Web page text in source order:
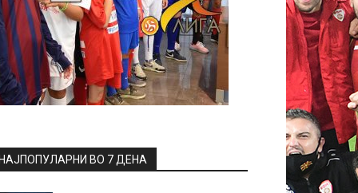
ВО 7 ДЕНА